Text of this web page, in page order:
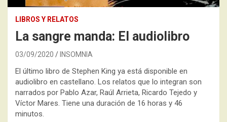
LIBROS Y RELATOS
La sangre manda: El audiolibro
03/09/2020 INSOMNIA
El último libro de Stephen King ya está disponible en
audiolibro en castellano. Los relatos que lo integran son
narrados por Pablo Azar, Raúl Arrieta, Ricardo Tejedo y
Víctor Mares. Tiene una duración de 16 horas y 46
minutos.